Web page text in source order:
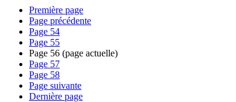
Première page
Page précédente
Page 54
Page 55
Page 56 (page actuelle)
Page 57
Page 58
Page suivante
Dernière page